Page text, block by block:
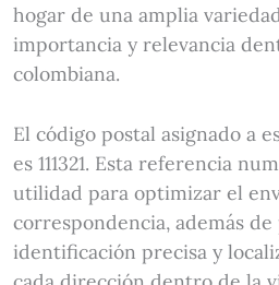
hogar de una amplia
importancia y relevancia
colombiana.
El código postal asignado a
es 111321. Esta referencia
utilidad para optimizar el
correspondencia, además
identificación precisa y